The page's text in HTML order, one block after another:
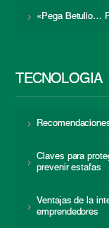
«Pega Betulio…
TECNOLOGÍA
Claves para
prevenir estafas
Ventajas de la
emprendedores